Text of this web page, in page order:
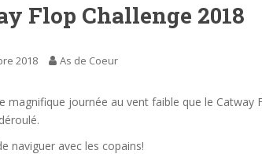
Flop Challenge 2018
2018 As de Coeur
magnifique journée au vent faible que le Catway
naviguer avec les copains!